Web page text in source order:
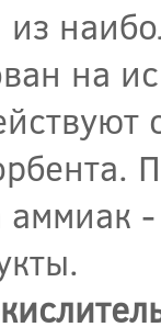
на
аммиак